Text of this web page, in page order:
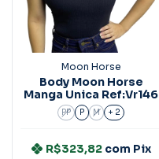
Moon Horse
Body Moon Horse
Manga Unica Ref:Vr146
PP P M + 2
R$323,82 com Pix